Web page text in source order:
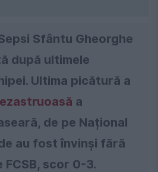
Sfântu Gheorghe
după ultimele
Ultima picătură a
a
de pe Național
au fost învinși fără
scor 0-3.